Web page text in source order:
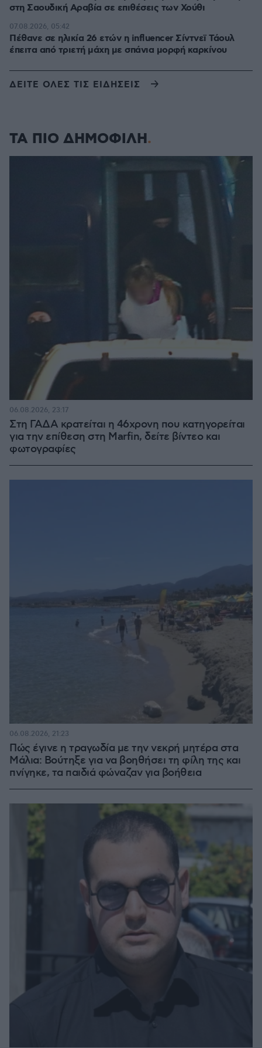
στη Σαουδική Αραβία σε επιθέσεις των Χούθι
Πέθανε σε ηλικία 26 ετών η influencer Σίντνεϊ Τάουλ
έπειτα από τριετή μάχη με σπάνια μορφή καρκίνου
07.08.2026, 05:42
ΔΕΙΤΕ ΟΛΕΣ ΤΙΣ ΕΙΔΗΣΕΙΣ
ΤΑ ΠΙΟ ΔΗΜΟΦΙΛΗ
Στη ΓΑΔΑ κρατείται η 46χρονη που κατηγορείται
για την επίθεση στη Marfin, δείτε βίντεο και
φωτογραφίες
06.08.2026, 23:17
Πώς έγινε η τραγωδία με την νεκρή μητέρα στα
Μάλια: Βούτηξε για να βοηθήσει τη φίλη της και
πνίγηκε, τα παιδιά φώναζαν για βοήθεια
06.08.2026, 21:23